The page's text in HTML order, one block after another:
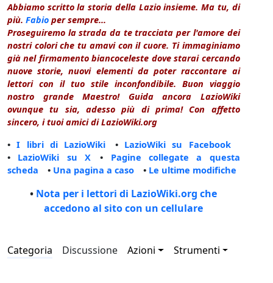
Abbiamo scritto la storia della Lazio insieme. Ma tu, di
più. Fabio per sempre...
Proseguiremo la strada da te tracciata per l'amore dei
nostri colori che tu amavi con il cuore. Ti immaginiamo
già nel firmamento biancoceleste dove starai cercando
nuove storie, nuovi elementi da poter raccontare ai
lettori con il tuo stile inconfondibile. Buon viaggio
nostro grande Maestro! Guida ancora LazioWiki
ovunque tu sia, adesso più di prima! Con affetto
sincero, i tuoi amici di LazioWiki.org
•I libri di LazioWiki • LazioWiki su Facebook
• LazioWiki su X • Pagine collegate a questa
scheda • Una pagina a caso • Le ultime modifiche
• Nota per i lettori di LazioWiki.org che
accedono al sito con un cellulare
Categoria Discussione Azioni Strumenti